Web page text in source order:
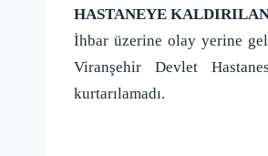
HASTANEYE
İhbar üzerine olay yerine
Viranşehir Devlet
kurtarılamadı.